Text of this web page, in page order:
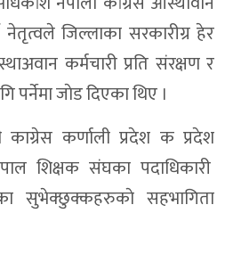
जिल्लाका सरकारीग्र हेर
कर्मचारी प्रति संरक्षण र
पर्नेमा जाेड दिएका थिए ।
काग्रेस कर्णाली प्रदेश क प्रदेश
शिक्षक संघका पदाधिकारी
सुभेक्छुक्कहरुकाे सहभागिता